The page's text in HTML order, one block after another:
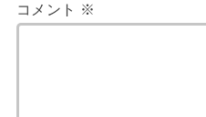
コメント ※